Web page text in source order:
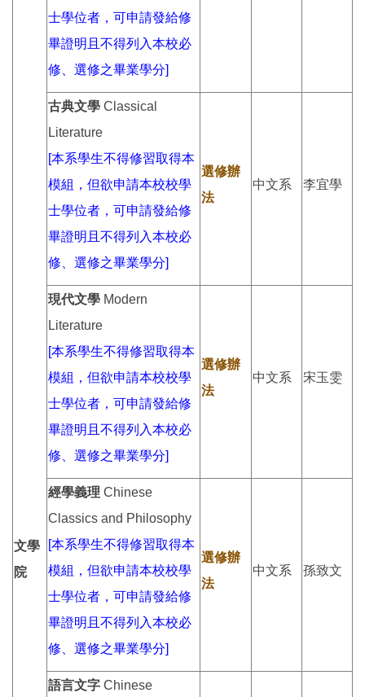
文學
院
士學位者，可申請發給修
畢證明且不得列入本校必
修、選修之畢業學分]
古典文學 Classical
Literature
[本系學生不得修習取得本
模組，但欲申請本校校學
士學位者，可申請發給修
畢證明且不得列入本校必
修、選修之畢業學分]
選修辦
法
中文系 李宜學
現代文學 Modern
Literature
[本系學生不得修習取得本
模組，但欲申請本校校學
士學位者，可申請發給修
畢證明且不得列入本校必
修、選修之畢業學分]
選修辦
法
中文系 宋玉雯
經學義理 Chinese
Classics and Philosophy
[本系學生不得修習取得本
模組，但欲申請本校校學
士學位者，可申請發給修
畢證明且不得列入本校必
修、選修之畢業學分]
選修辦
法
中文系 孫致文
語言文字 Chinese